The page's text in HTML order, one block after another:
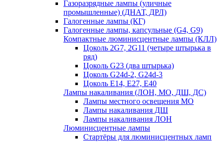
Газоразрядные лампы (уличные
промышленные) (ДНАТ, ДРЛ)
Галогенные лампы (КГ)
Галогенные лампы, капсульные (G4, G9)
Компактные люминисцентные лампы (КЛЛ)
Цоколь 2G7, 2G11 (четыре штырька в
ряд)
Цоколь G23 (два штырька)
Цоколь G24d-2, G24d-3
Цоколь Е14, Е27, Е40
Лампы накаливания (ЛОН, МО, ДШ, ДС)
Лампы местного освещения МО
Лампы накаливания ДШ
Лампы накаливания ЛОН
Люминисцентные лампы
Стартёры для люминисцентных ламп